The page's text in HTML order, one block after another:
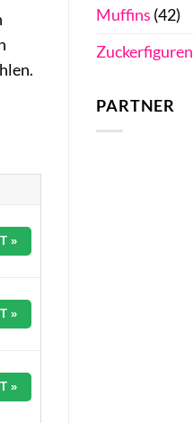
»
»
»
Muffins (42)
Zuckerfiguren
PARTNER